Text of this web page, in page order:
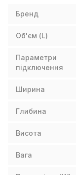
Бренд
Об'єм (L)
Параметри
підключення
Ширина
Глибина
Висота
Вага